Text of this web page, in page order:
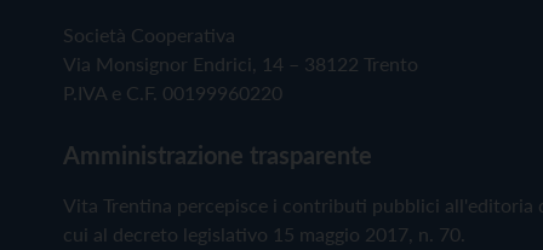
Società Cooperativa
Via Monsignor Endrici, 14 – 38122 Trento
P.IVA e C.F. 00199960220
Amministrazione trasparente
Vita Trentina percepisce i contributi pubblici all'editoria
cui al decreto legislativo 15 maggio 2017, n. 70.